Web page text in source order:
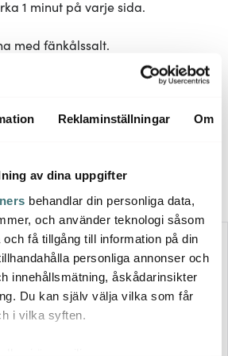
Reklaminställningar Om
av dina uppgifter
behandlar din personliga data,
och använder teknologi såsom
få tillgång till information på din
personliga annonser och
innehållsmätning, åskådarinsikter
Du kan själv välja vilka som får
i vilka syften.
1 minut på varje sida.
med fänkålssalt.
hyvlad gurka och vinbär. Krydda